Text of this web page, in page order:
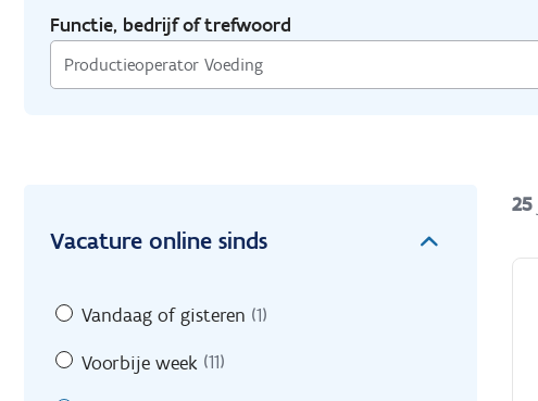
Functie, bedrijf of trefwoord
Vacature online sinds
Vandaag of gisteren (1)
Voorbije week (11)
25